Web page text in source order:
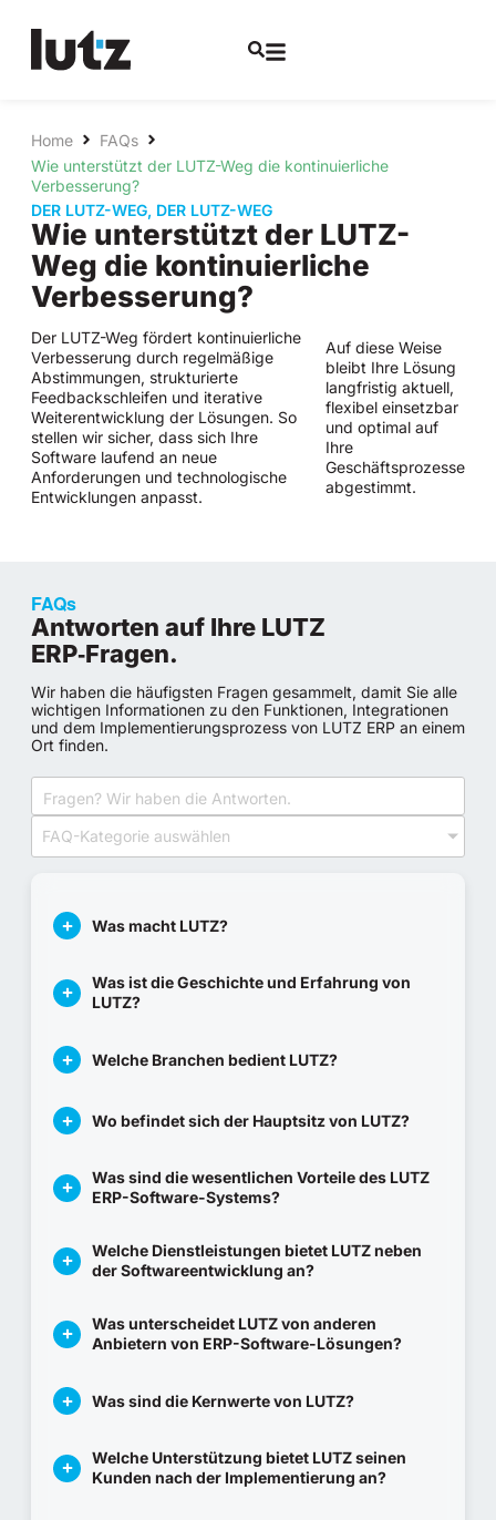
Home
FAQs
Wie unterstützt der LUTZ-Weg die kontinuierliche
Verbesserung?
DER LUTZ-WEG, DER LUTZ-WEG
Wie unterstützt der LUTZ-
Weg die kontinuierliche
Verbesserung?
Der LUTZ-Weg fördert kontinuierliche
Verbesserung durch regelmäßige
Abstimmungen, strukturierte
Feedbackschleifen und iterative
Weiterentwicklung der Lösungen. So
stellen wir sicher, dass sich Ihre
Software laufend an neue
Anforderungen und technologische
Entwicklungen anpasst.
Auf diese Weise
bleibt Ihre Lösung
langfristig aktuell,
flexibel einsetzbar
und optimal auf
Ihre
Geschäftsprozesse
abgestimmt.
FAQs
Antworten auf Ihre LUTZ
ERP‑Fragen.
Wir haben die häufigsten Fragen gesammelt, damit Sie alle
wichtigen Informationen zu den Funktionen, Integrationen
und dem Implementierungsprozess von LUTZ ERP an einem
Ort finden.
FAQ-Kategorie auswählen
Was macht LUTZ?
Was ist die Geschichte und Erfahrung von
LUTZ?
Welche Branchen bedient LUTZ?
Wo befindet sich der Hauptsitz von LUTZ?
Was sind die wesentlichen Vorteile des LUTZ
ERP-Software-Systems?
Welche Dienstleistungen bietet LUTZ neben
der Softwareentwicklung an?
Was unterscheidet LUTZ von anderen
Anbietern von ERP-Software-Lösungen?
Was sind die Kernwerte von LUTZ?
Welche Unterstützung bietet LUTZ seinen
Kunden nach der Implementierung an?